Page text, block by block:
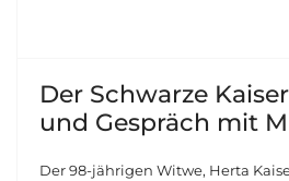
Der Schwarze
und Gespräch mit
Der 98-jährigen Witwe, Herta